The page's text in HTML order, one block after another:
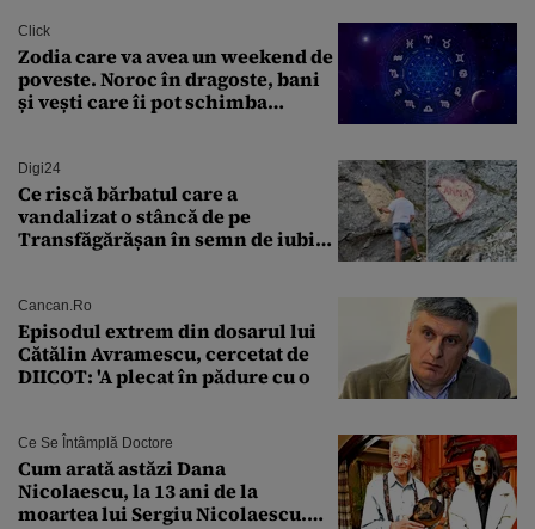
Click
Zodia care va avea un weekend de
poveste. Noroc în dragoste, bani
și vești care îi pot schimba
Digi24
Ce riscă bărbatul care a
vandalizat o stâncă de pe
Transfăgărășan în semn de iubire
Cancan.ro
Episodul extrem din dosarul lui
Cătălin Avramescu, cercetat de
DIICOT: 'A plecat în pădure cu o
Ce Se Întâmplă Doctore
Cum arată astăzi Dana
Nicolaescu, la 13 ani de la
moartea lui Sergiu Nicolaescu.